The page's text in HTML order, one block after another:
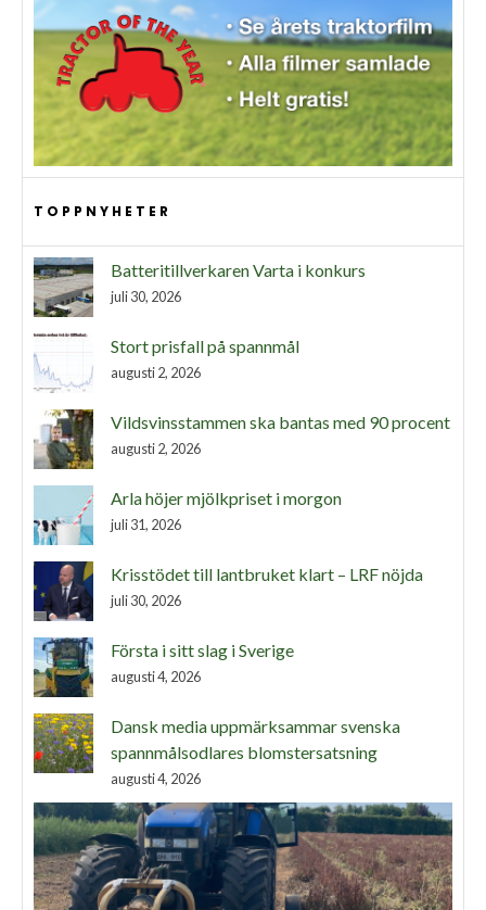
TOPPNYHETER
Batteritillverkaren Varta i konkurs
juli 30, 2026
Stort prisfall på spannmål
augusti 2, 2026
Vildsvinsstammen ska bantas med 90 procent
augusti 2, 2026
Arla höjer mjölkpriset i morgon
juli 31, 2026
Krisstödet till lantbruket klart – LRF nöjda
juli 30, 2026
Första i sitt slag i Sverige
augusti 4, 2026
Dansk media uppmärksammar svenska
spannmålsodlares blomstersatsning
augusti 4, 2026